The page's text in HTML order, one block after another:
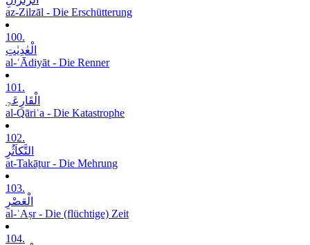
az-Zilzāl - Die Erschütterung
100.
الْعٰدِیٰتِ
al-ʿĀdiyāt - Die Renner
101.
الْقَارِعَۃِ
al-Qāriʿa - Die Katastrophe
102.
التَّکاَثُرِ
at-Takāṯur - Die Mehrung
103.
الْعَصْرِ
al-ʿAṣr - Die (flüchtige) Zeit
104.